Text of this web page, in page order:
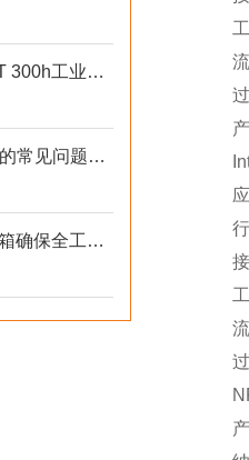
Elma超声波清洗机xtra ST 300h工业级高精度清洗
Elbe万向轴在使用过程中的常见问题相应解决方法分享
Speck泵P52/22-600曲柄箱确保全工况润滑充足
工
流
过滤
产品
应用
行过
接
工
流
过滤
NF-
产品